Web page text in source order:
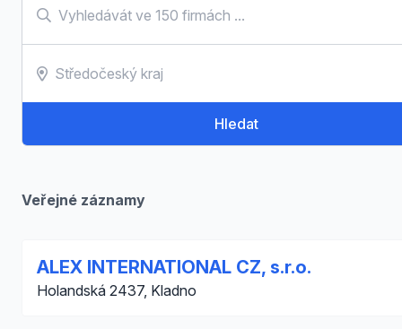
Hledat
Veřejné záznamy
ALEX INTERNATIONAL CZ, s.r.o.
Holandská 2437, Kladno